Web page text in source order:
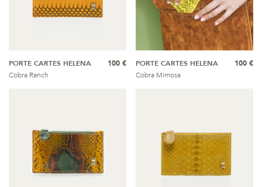
PORTE CARTES HELENA
Cobra Ranch
100 €
PORTE CARTES HELENA
Cobra Mimosa
100 €